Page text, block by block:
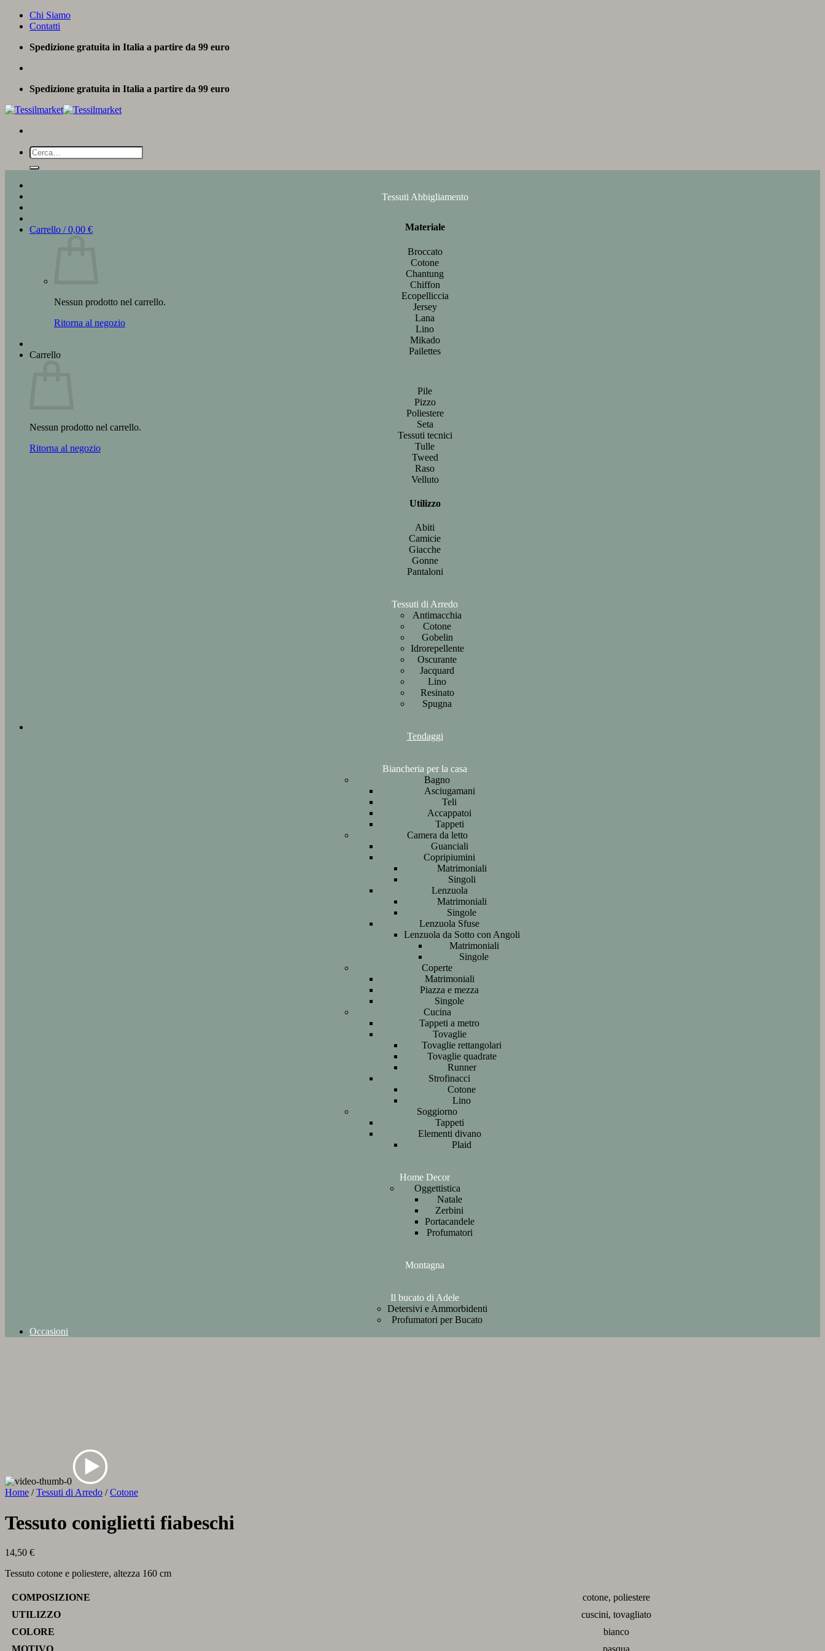
Salta
Chi Siamo
Contatti
Spedizione gratuita in Italia a partire da 99 euro
Spedizione gratuita in Italia a partire da 99 euro
Cerca:
Carrello /0,00 €
Nessun prodotto nel carrello.
Ritorna al negozio
Carrello
Nessun prodotto nel carrello.
Ritorna al negozio
Tessuti Abbigliamento
Materiale
Broccato
Cotone
Chantung
Chiffon
Ecopelliccia
Jersey
Lana
Lino
Mikado
Pailettes
Pile
Pizzo
Poliestere
Seta
Tessuti tecnici
Tulle
Tweed
Raso
Velluto
Utilizzo
Abiti
Camicie
Giacche
Gonne
Pantaloni
Tessuti di Arredo
Antimacchia
Cotone
Gobelin
Idrorepellente
Oscurante
Jacquard
Lino
Resinato
Spugna
Tendaggi
Biancheria per la casa
Bagno
Asciugamani
Teli
Accappatoi
Tappeti
Camera da letto
Guanciali
Copripiumini
Matrimoniali
Singoli
Lenzuola
Matrimoniali
Singole
Lenzuola Sfuse
Lenzuola da Sotto con Angoli
Matrimoniali
Singole
Coperte
Matrimoniali
Piazza e mezza
Singole
Cucina
Tappeti a metro
Tovaglie
Tovaglie rettangolari
Tovaglie quadrate
Runner
Strofinacci
Cotone
Lino
Soggiorno
Tappeti
Elementi divano
Plaid
Home Decor
Oggettistica
Natale
Zerbini
Portacandele
Profumatori
Montagna
Il bucato di Adele
Detersivi e Ammorbidenti
Profumatori per Bucato
Occasioni
Home / Tessuti di Arredo / Cotone
Tessuto coniglietti fiabeschi
14,50 €
Tessuto cotone e poliestere, altezza 160 cm
COMPOSIZIONE
cotone, poliestere
UTILIZZO
cuscini, tovagliato
COLORE
bianco
MOTIVO
pasqua